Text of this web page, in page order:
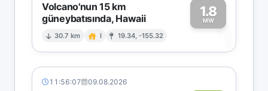
Volcano'nun 15 km
güneybatısında, Hawaii
30.7 km I 19.34, -155.32
1.8
MW1
11:56:07 09.08.2026